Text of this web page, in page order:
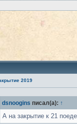
поиск
2019
dsnoogins писал(а): ↑
А на закрытие к 21